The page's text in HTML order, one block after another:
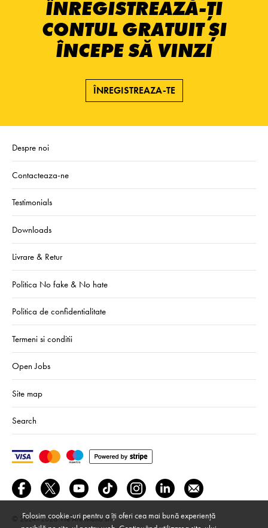
ÎNREGISTREAZĂ-ȚI
CONTUL GRATUIT ȘI
ÎNCEPE SĂ VINZI
ÎNREGISTREAZA-TE
Despre noi
Contacteaza-ne
Testimonials
Downloads
Livrare & Retur
Politica No fake & No hate
Politica de confidentialitate
Termeni si conditii
Open Jobs
Site map
Search
© 2024–2026 We Are Mono srl
Folosim cookie-uri pentru a îți oferi cea mai bună experiență